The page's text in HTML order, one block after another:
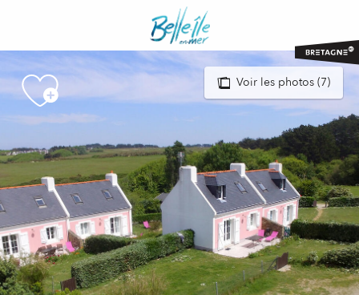
contenu
principal
Voir les photos (7)